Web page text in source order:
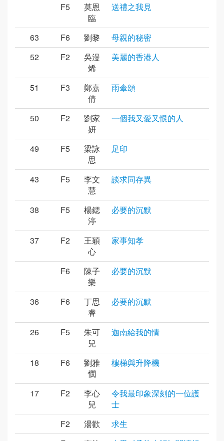
F5
莫恩
臨
送禮之我見
63 F6 劉黎
母親的秘密
52
F2
吳漫
烯
美麗的香港人
51 F3
鄭嘉
倩
雨傘頌
50 F2
劉家
妍
一個我又愛又恨的人
49 F5
梁詠
思
足印
43 F5
李文
慧
談求同存異
38 F5
楊鍶
渟
必要的沉默
37 F2
王穎
心
家事知孝
F6
陳子
樂
必要的沉默
36 F6
丁思
睿
必要的沉默
26 F5
朱可
兒
迦南給我的情
18 F6
劉雅
憫
樓梯與升降機
17 F2
李心
兒
令我最印象深刻的一位護
士
F2
湯歡
求生